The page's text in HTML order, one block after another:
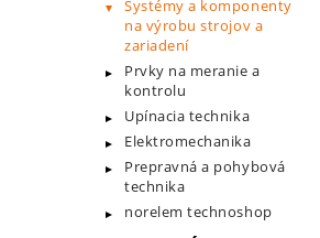
Systémy a komponenty
na výrobu strojov a
zariadení
Prvky na meranie a
kontrolu
Upínacia technika
Elektromechanika
Prepravná a pohybová
technika
norelem technoshop